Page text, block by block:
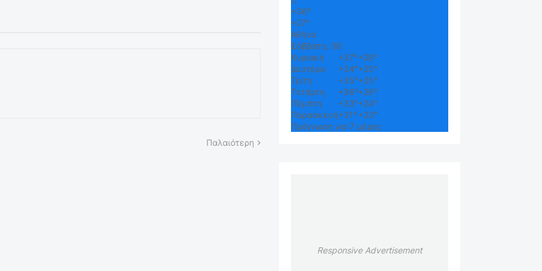
Παλαιότερη
+36°
+27°
Αθήνα
Σάββατο, 08
Κυριακή
+37°+28°
Δευτέρα
+34°+25°
Τρίτη
+35°+25°
Τετάρτη
+36°+26°
Πέμπτη
+33°+24°
Παρασκευή+31° +23°
Πρόγνωση για 7 μέρες
Responsive Advertisement